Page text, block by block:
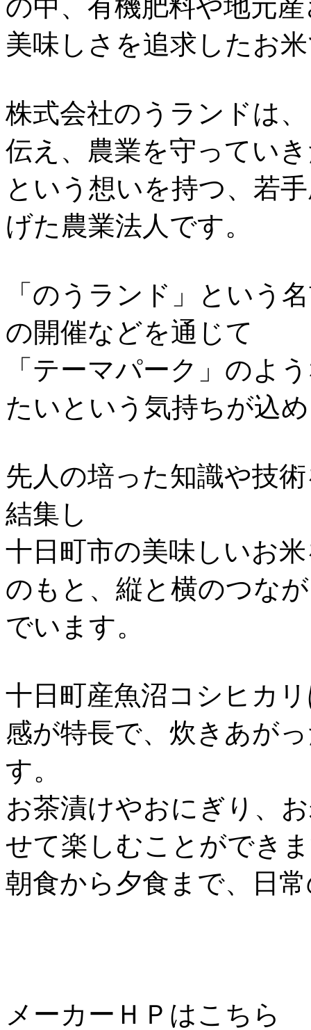
の中、有機肥料や地元
美味しさを追求したお
株式会社のうランドは
伝え、農業を守ってい
という想いを持つ、若
げた農業法人です。
「のうランド」という
の開催などを通じて
「テーマパーク」のよ
たいという気持ちが込
先人の培った知識や技
結集し
十日町市の美味しいお
のもと、縦と横のつな
でいます。
十日町産魚沼コシヒカ
感が特長で、炊きあが
す。
お茶漬けやおにぎり、
せて楽しむことができ
朝食から夕食まで、日
メーカーＨＰはこち